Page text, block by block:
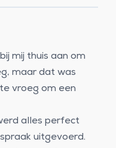
mij thuis aan om
maar dat was
vroeg om een
alles perfect
uitgevoerd.